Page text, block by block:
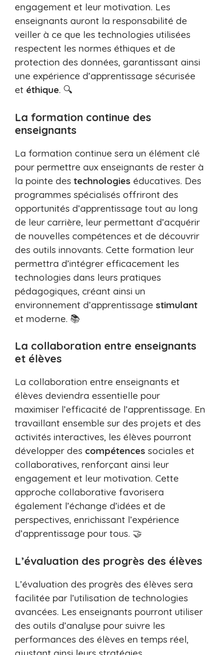
engagement et leur motivation. Les
enseignants auront la responsabilité de
veiller à ce que les technologies utilisées
respectent les normes éthiques et de
protection des données, garantissant ainsi
une expérience d’apprentissage sécurisée
et éthique. 🔍
La formation continue des
enseignants
La formation continue sera un élément clé
pour permettre aux enseignants de rester à
la pointe des technologies éducatives. Des
programmes spécialisés offriront des
opportunités d’apprentissage tout au long
de leur carrière, leur permettant d’acquérir
de nouvelles compétences et de découvrir
des outils innovants. Cette formation leur
permettra d’intégrer efficacement les
technologies dans leurs pratiques
pédagogiques, créant ainsi un
environnement d’apprentissage stimulant
et moderne. 📚
La collaboration entre enseignants
et élèves
La collaboration entre enseignants et
élèves deviendra essentielle pour
maximiser l’efficacité de l’apprentissage. En
travaillant ensemble sur des projets et des
activités interactives, les élèves pourront
développer des compétences sociales et
collaboratives, renforçant ainsi leur
engagement et leur motivation. Cette
approche collaborative favorisera
également l’échange d’idées et de
perspectives, enrichissant l’expérience
d’apprentissage pour tous. 🤝
L’évaluation des progrès des élèves
L’évaluation des progrès des élèves sera
facilitée par l’utilisation de technologies
avancées. Les enseignants pourront utiliser
des outils d’analyse pour suivre les
performances des élèves en temps réel,